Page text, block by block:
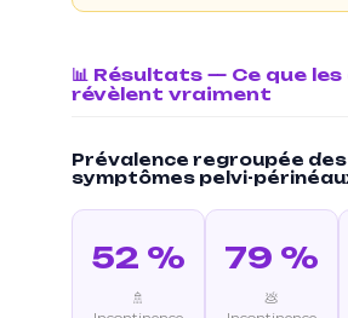
📊 Résultats — Ce que
révèlent vraiment
Prévalence regroupée des
symptômes pelvi-
52 %
🚿
79 %
💩